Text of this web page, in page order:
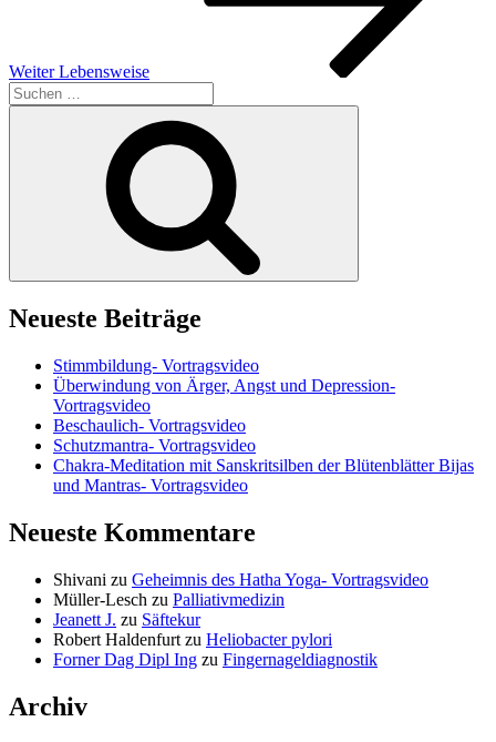
Weiter Lebensweise
Suchen
nach:
Neueste Beiträge
Stimmbildung- Vortragsvideo
Überwindung von Ärger, Angst und Depression-
Vortragsvideo
Beschaulich- Vortragsvideo
Schutzmantra- Vortragsvideo
Chakra-Meditation mit Sanskritsilben der Blütenblätter Bijas
und Mantras- Vortragsvideo
Neueste Kommentare
Shivani zu Geheimnis des Hatha Yoga- Vortragsvideo
Müller-Lesch zu Palliativmedizin
Jeanett J. zu Säftekur
Robert Haldenfurt zu Heliobacter pylori
Forner Dag Dipl Ing zu Fingernageldiagnostik
Archiv